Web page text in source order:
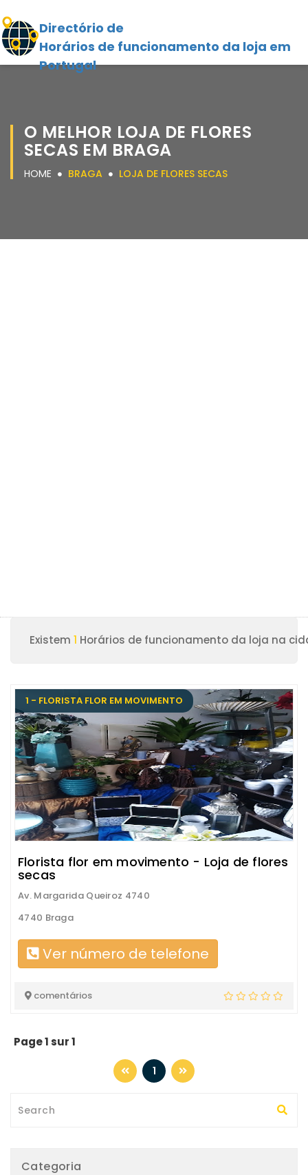
Directório de
Horários de funcionamento da loja em
Portugal
O MELHOR LOJA DE FLORES
SECAS EM BRAGA
HOME BRAGA LOJA DE FLORES SECAS
Existem 1 Horários de funcionamento da loja na
1 - FLORISTA FLOR EM MOVIMENTO
Florista flor em movimento - Loja de flores
secas
Av. Margarida Queiroz 4740
4740 Braga
Ver número de telefone
comentários
Page 1 sur 1
1
Categoria